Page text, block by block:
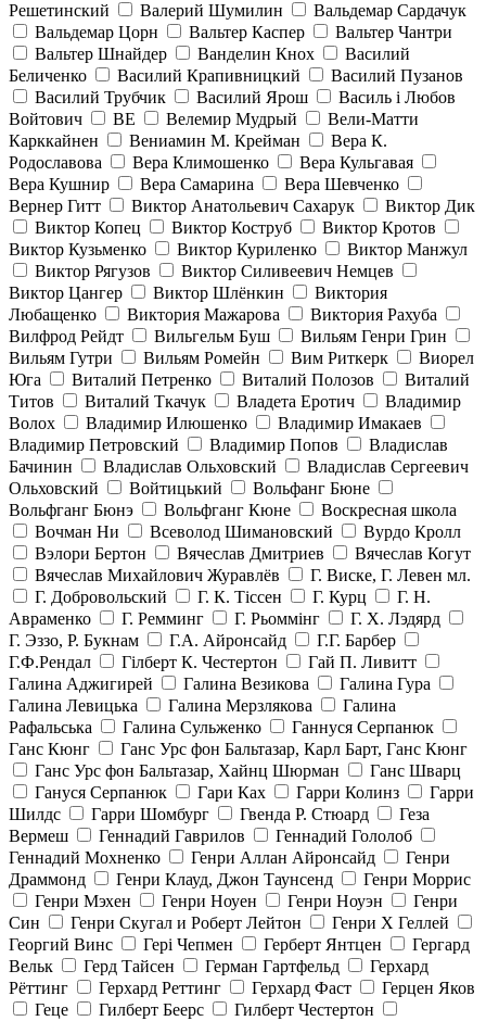
Решетинский
Валерий Шумилин
Вальдемар Сардачук
Вальдемар Цорн
Вальтер Каспер
Вальтер Чантри
Вальтер Шнайдер
Ванделин Кнох
Василий
Беличенко
Василий Крапивницкий
Василий Пузанов
Василий Трубчик
Василий Ярош
Василь і Любов
Войтович
ВЕ Велемир Мудрый
Вели-Матти
Карккайнен
Вениамин М. Крейман
Вера К.
Родославова
Вера Климошенко
Вера Кульгавая
Вера Кушнир
Вера Самарина
Вера Шевченко
Вернер Гитт
Виктор Анатольевич Сахарук
Виктор Дик
Виктор Копец
Виктор Коструб
Виктор Кротов
Виктор Кузьменко
Виктор Куриленко
Виктор Манжул
Виктор Рягузов
Виктор Силивеевич Немцев
Виктор Цангер
Виктор Шлёнкин
Виктория
Любащенко
Виктория Мажарова
Виктория Рахуба
Вилфрод Рейдт
Вильгельм Буш
Вильям Генри Грин
Вильям Гутри
Вильям Ромейн Вим Риткерк
Виорел
Юга
Виталий Петренко Виталий Полозов
Виталий
Титов
Виталий Ткачук Владета Еротич
Владимир
Волох
Владимир Илюшенко
Владимир Имакаев
Владимир Петровский
Владимир Попов
Владислав
Бачинин
Владислав Ольховский
Владислав Сергеевич
Ольховский
Войтицький
Вольфанг Бюне
Вольфганг Бюнэ
Вольфганг Кюне
Воскресная школа
Вочман Ни
Всеволод Шимановский
Вурдо Кролл
Вэлори Бертон
Вячеслав Дмитриев
Вячеслав Когут
Вячеслав Михайлович Журавлёв
Г. Виске, Г. Левен мл.
Г. Добровольский
Г. К. Тiссен Г. Курц
Г. Н.
Авраменко
Г. Ремминг Г. Рьоммінг
Г. Х. Лэдярд
Г. Эззо, Р. Букнам
Г.А. Айронсайд
Г.Г. Барбер
Г.Ф.Рендал
Гілберт К. Честертон
Гай П. Ливитт
Галина Аджигирей
Галина Везикова
Галина Гура
Галина Левицька
Галина Мерзлякова
Галина
Рафальська
Галина Сульженко
Ганнуся Серпанюк
Ганс Кюнг
Ганс Урс фон Бальтазар, Карл Барт, Ганс Кюнг
Ганс Урс фон Бальтазар, Хайнц Шюрман
Ганс Шварц
Гануся Серпанюк
Гари Ках Гарри Колинз
Гарри
Шилдс
Гарри Шомбург Гвенда Р. Стюард
Геза
Вермеш
Геннадий Гаврилов
Геннадий Гололоб
Геннадий Мохненко
Генри Аллан Айронсайд
Генри
Драммонд
Генри Клауд, Джон Таунсенд
Генри Моррис
Генри Мэхен
Генри Ноуен Генри Ноуэн
Генри
Син
Генри Скугал и Роберт Лейтон
Генри Х Геллей
Георгий Винс
Гері Чепмен Герберт Янтцен
Гергард
Вельк
Герд Тайсен Герман Гартфельд
Герхард
Рёттинг
Герхард Реттинг Герхард Фаст
Герцен Яков
Геце
Гилберт Беерс
Гилберт Честертон